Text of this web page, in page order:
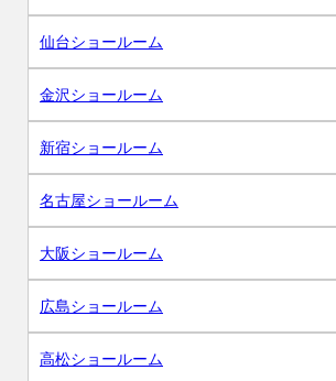
仙台ショールーム
金沢ショールーム
新宿ショールーム
名古屋ショールーム
大阪ショールーム
広島ショールーム
高松ショールーム